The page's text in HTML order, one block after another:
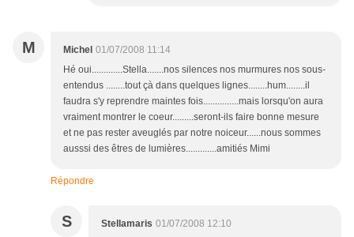
M Michel 01/07/2008 11:14
Hé oui.............Stella.......nos silences nos murmures nos sous-
entendus ........tout çà dans quelques lignes........hum........il
faudra s'y reprendre maintes fois...............mais lorsqu'on aura
vraiment montrer le coeur.........seront-ils faire bonne mesure
et ne pas rester aveuglés par notre noiceur......nous sommes
ausssi des êtres de lumières.............amitiés Mimi
Répondre
S Stellamaris 01/07/2008 12:10